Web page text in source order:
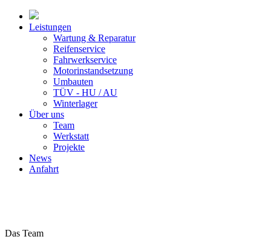
Leistungen
Wartung & Reparatur
Reifenservice
Fahrwerkservice
Motorinstandsetzung
Umbauten
TÜV - HU / AU
Winterlager
Über uns
Team
Werkstatt
Projekte
News
Anfahrt
Das Team